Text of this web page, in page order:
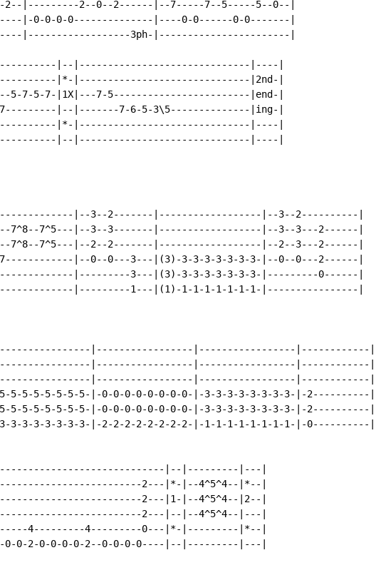
|---------2--0--2------|--7-----7--5-----5--0--|
|-0-0-0-0--------------|----0-0------0-0-------|
|------------------3ph-|-----------------------|
|--|------------------------------|----|
|*-|------------------------------|2nd-|
7-5-7-|1X|---7-5------------------------|end-|
|--|-------7-6-5-3\5--------------|ing-|
|*-|------------------------------|----|
|--|------------------------------|----|
|--3--2-------|------------------|--3--2----------|
7^5---|--3--3-------|------------------|--3--3---2------|
7^8--7^5---|--2--2-------|------------------|--2--3---2------|
|--0--0---3---|(3)-3-3-3-3-3-3-3-|--0--0---2------|
|---------3---|(3)-3-3-3-3-3-3-3-|---------0------|
|---------1---|(1)-1-1-1-1-1-1-1-|----------------|
|-----------------|-----------------|------------||
|-----------------|-----------------|------------||
|-----------------|-----------------|------------||
5-5-5-5-5-5-|-0-0-0-0-0-0-0-0-|-3-3-3-3-3-3-3-3-|-2----------||
5-5-5-5-5-|-0-0-0-0-0-0-0-0-|-3-3-3-3-3-3-3-3-|-2----------||
3-3-3-3-3-|-2-2-2-2-2-2-2-2-|-1-1-1-1-1-1-1-1-|-0----------||
|--|---------|---|
2---|*-|--4^5^4--|*--|
2---|1-|--4^5^4--|2--|
2---|--|--4^5^4--|---|
4---------4---------0---|*-|---------|*--|
0-0-2-0-0-0-0-2--0-0-0-0----|--|---------|---|